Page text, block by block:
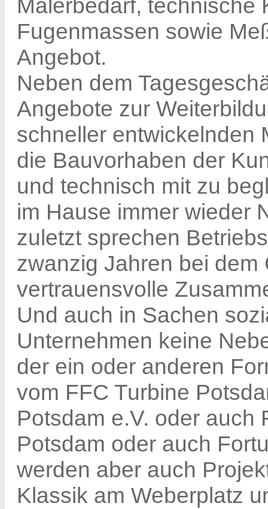
Malerbedarf, technische
Fugenmassen sowie
Angebot.
Neben dem
Angebote zur
schneller
die Bauvorhaben der
und technisch mit zu
im Hause immer wieder
zuletzt sprechen
zwanzig Jahren bei
vertrauensvolle
Und auch in Sachen
Unternehmen keine
der ein oder anderen
vom FFC Turbine
Potsdam e.V. oder auch
Potsdam oder auch
werden aber auch
Klassik am Weberplatz